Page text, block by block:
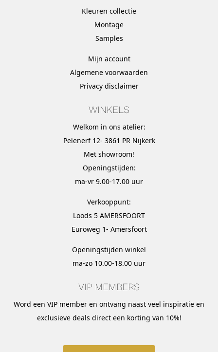
Kleuren collectie
Montage
Samples
Mijn account
Algemene voorwaarden
Privacy disclaimer
WINKELS
Welkom in ons atelier:
Pelenerf 12- 3861 PR Nijkerk
Met showroom!
Openingstijden:
ma-vr 9.00-17.00 uur
Verkooppunt:
Loods 5 AMERSFOORT
Euroweg 1- Amersfoort
Openingstijden winkel
ma-zo 10.00-18.00 uur
VIP MEMBERS
Word een VIP member en ontvang naast veel inspiratie en
exclusieve deals direct een korting van 10%!